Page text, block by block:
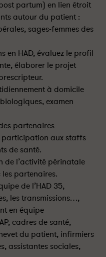
partum) en lien étroit
autour du patient :
sages-femmes des
en HAD, évaluez le profil
élaborer le projet
à domicile
examen
partenaires
participation aux staffs
de santé.
de l’activité périnatale
partenaires.
de l’HAD 35,
les transmissions…,
en équipe
cadres de santé,
du patient, infirmiers
assistantes sociales,